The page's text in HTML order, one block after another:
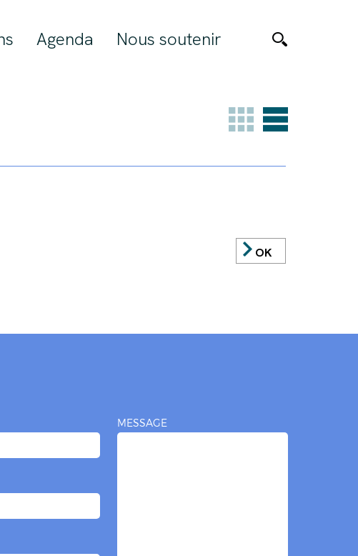
Agenda Nous soutenir
OK
MESSAGE